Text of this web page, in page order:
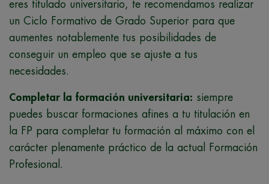
eres titulado universitario, te recomendamos realizar
un Ciclo Formativo de Grado Superior para que
aumentes notablemente tus posibilidades de
conseguir un empleo que se ajuste a tus
necesidades.
Completar la formación universitaria: siempre
puedes buscar formaciones afines a tu titulación en
la FP para completar tu formación al máximo con el
carácter plenamente práctico de la actual Formación
Profesional.